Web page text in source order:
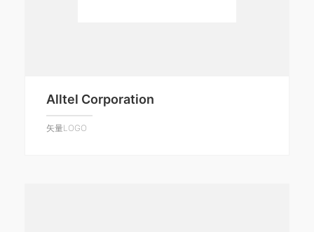
Alltel Corporation
矢量LOGO